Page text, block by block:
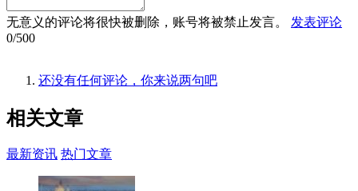
无意义的评论将很快被删除，账号将被禁止发言。
发表评论
0/500
还没有任何评论，你来说两句吧
相关文章
最新资讯 热门文章